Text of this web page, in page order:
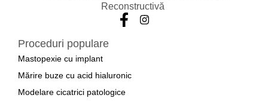
Reconstructivă
Proceduri populare
Mastopexie cu implant
Mărire buze cu acid hialuronic
Modelare cicatrici patologice